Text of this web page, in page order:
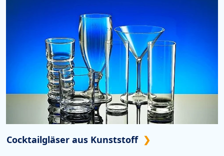
Cocktailgläser aus Kunststoff